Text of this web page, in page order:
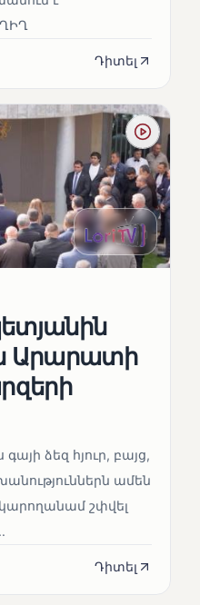
Դիտել
Արարատի
ձեզ հյուր, բայց,
ամեն
շփվել
Դիտել